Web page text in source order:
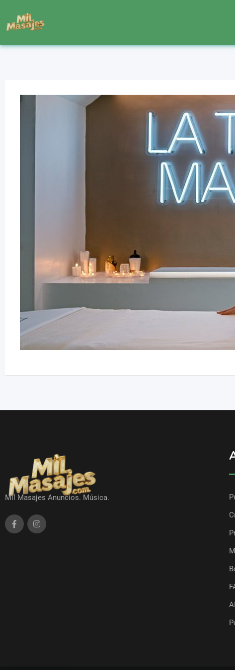
Mil Masajes Anuncios. Música.